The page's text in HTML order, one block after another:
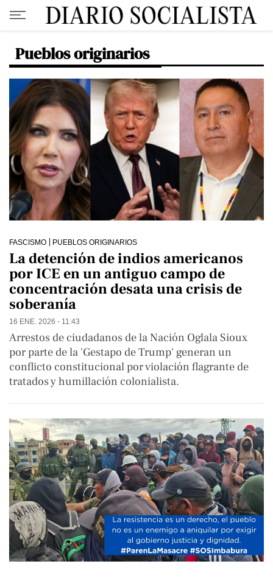
Pueblos originarios
FASCISMO PUEBLOS ORIGINARIOS
La detención de indios americanos
por ICE en un antiguo campo de
concentración desata una crisis de
soberanía
16 ENE. 2026 - 11:43
Arrestos de ciudadanos de la Nación Oglala Sioux
por parte de la 'Gestapo de Trump' generan un
conflicto constitucional por violación flagrante de
tratados y humillación colonialista.